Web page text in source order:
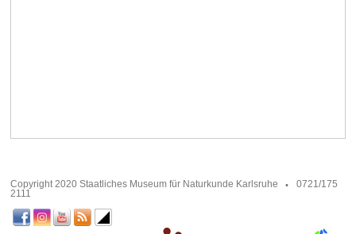
Copyright 2020 Staatliches Museum für Naturkunde Karlsruhe
0721/175
2111